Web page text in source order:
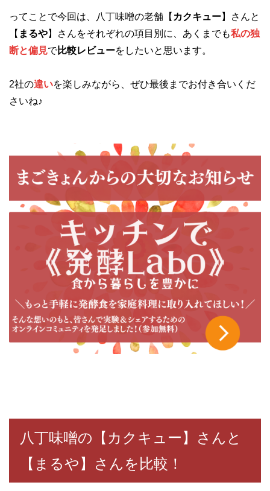
ってことで今回は、八丁味噌の老舗【 カクキュー】さんと
【 まるや】さんをそれぞれの項目別に、あくまでも私の独
断と偏見で比較レビューをしたいと思います。
2社の違いを楽しみながら、ぜひ最後までお付き合いくだ
さいね♪
八丁味噌の【カクキュー】さんと
【まるや】さんを比較！